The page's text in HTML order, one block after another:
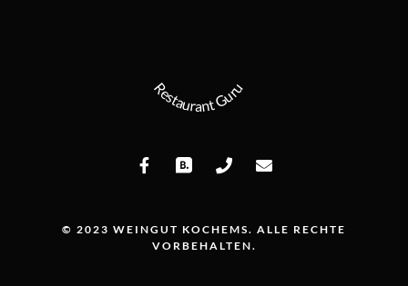
Restaurant Guru
© 2023 WEINGUT KOCHEMS. ALLE RECHTE
VORBEHALTEN.